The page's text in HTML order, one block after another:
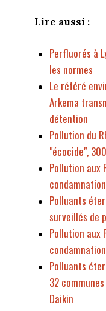
Lire aussi :
Perfluorés à
les normes
Le référé
Arkema
détention
Pollution du
"écocide",
Pollution aux
Polluants
surveillés de
Pollution aux
Polluants
32
Daikin